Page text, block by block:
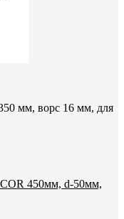
мм, ворс 16 мм, для